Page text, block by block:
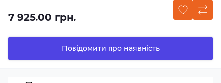
7 925.00 грн.
Повідомити про наявність